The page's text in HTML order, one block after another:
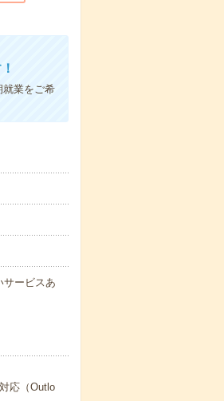
就業をご希
ービスあ
応（Outlo